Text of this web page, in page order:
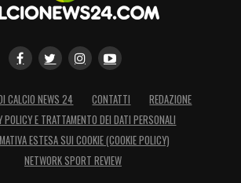
CALCIO NEWS 24 CONTATTI
REDAZIONE
POLICY E TRATTAMENTO DEI DATI PERSONALI
ESTESA SUI COOKIE (COOKIE POLICY)
NETWORK SPORT REVIEW